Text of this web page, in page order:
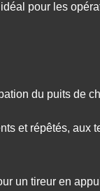
pour les
du puits de
et répêtés, aux
un tireur en